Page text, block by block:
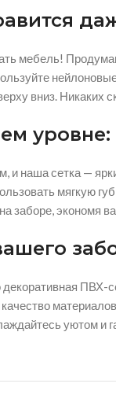
мебель!
вниз.
уровне:
наша сетка —
мягкую
заборе, экономя
ПВХ-
уютом и